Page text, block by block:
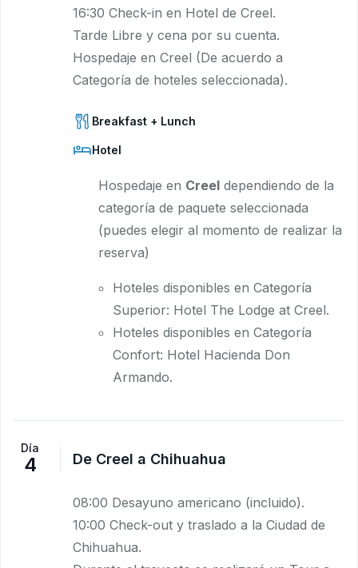
16:30 Check-in en Hotel de Creel.
Tarde Libre y cena por su cuenta.
Hospedaje en Creel (De acuerdo a
Categoría de hoteles seleccionada).
Breakfast + Lunch
Hotel
Hospedaje en Creel dependiendo de la
categoría de paquete seleccionada
(puedes elegir al momento de realizar la
reserva)
Hoteles disponibles en Categoría
Superior: Hotel The Lodge at Creel.
Hoteles disponibles en Categoría
Confort: Hotel Hacienda Don
Armando.
Día
4 De Creel a Chihuahua
08:00 Desayuno americano (incluido).
10:00 Check-out y traslado a la Ciudad de
Chihuahua.